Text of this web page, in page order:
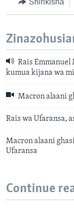
Shirikisha
Rais Emmanuel
kumua kijana wa
Macron alaani
Rais wa Ufaransa,
Macron alaani
Ufaransa
Continue